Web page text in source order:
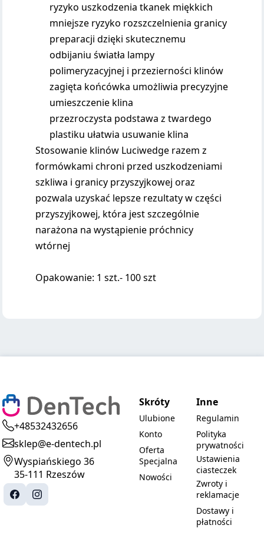
ryzyko uszkodzenia tkanek miękkich
mniejsze ryzyko rozszczelnienia granicy
preparacji dzięki skutecznemu
odbijaniu światła lampy
polimeryzacyjnej i przezierności klinów
zagięta końcówka umożliwia precyzyjne
umieszczenie klina
przezroczysta podstawa z twardego
plastiku ułatwia usuwanie klina
Stosowanie klinów Luciwedge razem z
formówkami chroni przed uszkodzeniami
szkliwa i granicy przyszyjkowej oraz
pozwala uzyskać lepsze rezultaty w części
przyszyjkowej, która jest szczególnie
narażona na wystąpienie próchnicy
wtórnej
Opakowanie: 1 szt.- 100 szt
+48532432656
sklep@e-dentech.pl
Wyspiańskiego 36
35-111 Rzeszów
Skróty
Ulubione
Konto
Oferta
Specjalna
Nowości
Inne
Regulamin
Polityka
prywatności
Ustawienia
ciasteczek
Zwroty i
reklamacje
Dostawy i
płatności